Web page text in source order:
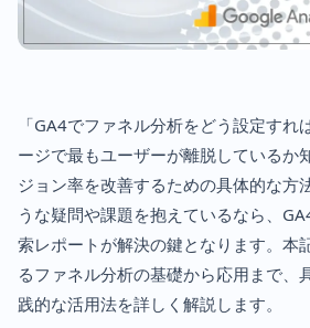
「GA4でファネル分析をどう設定す
ージで最もユーザーが離脱しているか
ジョン率を改善するための具体的な方
うな疑問や課題を抱えているなら、
索レポートが解決の鍵となります。本
るファネル分析の基礎から応用まで、
践的な活用法を詳しく解説します。